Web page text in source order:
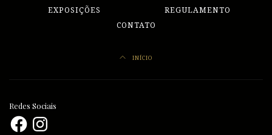
EXPOSIÇÕES
REGULAMENTO
CONTATO
INÍCIO
Redes Sociais
FacebookInstagram